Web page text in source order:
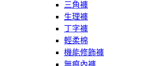
三角褲
生理褲
丁字褲
輕柔棉
機能修飾褲
無痕內褲